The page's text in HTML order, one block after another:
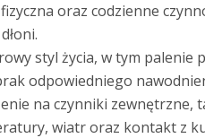
oraz codzienne
styl życia, w tym palenie
odpowiedniego
na czynniki zewnętrzne,
wiatr oraz kontakt z